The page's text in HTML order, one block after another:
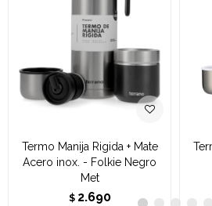
Termo Manija Rigida + Mate
Acero inox. - Folkie Negro
Met
$ 2.690